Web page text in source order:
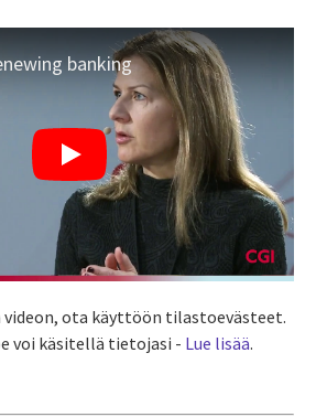
banking
videon, ota käyttöön tilastoevästeet.
voi käsitellä tietojasi - Lue lisää.